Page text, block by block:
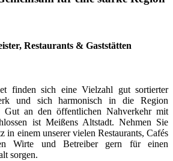
Restaurants & Gaststätten
finden sich eine Vielzahl gut sortierter
und sich harmonisch in die Region
Gut an den öffentlichen Nahverkehr mit
ist Meißens Altstadt. Nehmen Sie
in einem unserer vielen Restaurants, Cafés
Wirte und Betreiber gern für einen
sorgen.